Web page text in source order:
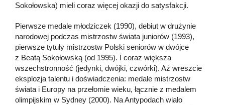
Sokołowska) mieli coraz więcej okazji do satysfakcji.
Pierwsze medale młodziczek (1990), debiut w drużynie
narodowej podczas mistrzostw świata juniorów (1993),
pierwsze tytuły mistrzostw Polski seniorów w dwójce
z Beatą Sokołowską (od 1995). I coraz większa
wszechstronność (jedynki, dwójki, czwórki). Aż wreszcie
eksplozja talentu i doświadczenia: medale mistrzostw
świata i Europy na przełomie wieku, łącznie z medalem
olimpijskim w Sydney (2000). Na Antypodach wiało